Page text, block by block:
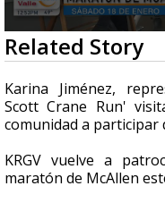
0
seconds
of
4
minutes,
0
Related Story
Karina Jiménez,
Scott Crane Run'
comunidad a participar
KRGV vuelve a
maratón de McAllen